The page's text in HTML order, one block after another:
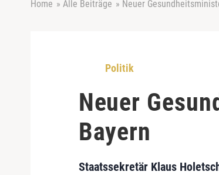
Home » Alle Beiträge » Neuer
Politik
Neuer
Bayern
Staatssekretär Klaus